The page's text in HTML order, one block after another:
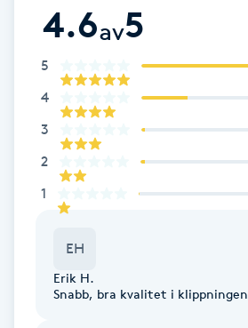
Extensions
Extensions borttagning
Eyeliner-tatuering
Face framing
4.6av5
5
4
3
2
1
EH
Erik H.
Snabb, bra kvalitet i klippningen